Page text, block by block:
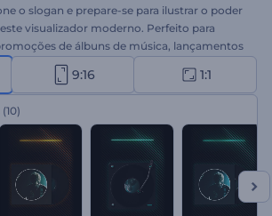
o slogan e prepare-se para ilustrar o poder
visualizador moderno. Perfeito para
de álbuns de música, lançamentos
Prepare-se para surpreender a todos com
imponente. Experimente agora!
9:16 1:1
(10)